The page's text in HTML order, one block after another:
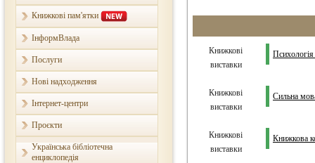
Книжкові пам'ятки
ІнформВлада
Послуги
Нові надходження
Інтернет-центри
Проєкти
Українська бібліотечна
енциклопедія
Книжкові
виставки
Психологія
Книжкові
виставки
Сильна
Книжкові
виставки
Книжкова